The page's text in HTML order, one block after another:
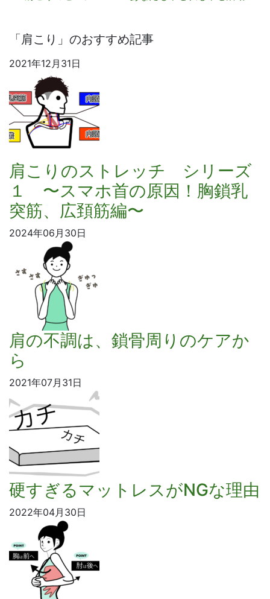
「肩こり」のおすすめ記事
2021年12月31日
肩こりのストレッチ シリーズ
１ 〜スマホ首の原因！胸鎖乳
突筋、広頚筋編〜
2024年06月30日
肩の不調は、鎖骨周りのケアか
ら
2021年07月31日
硬すぎるマットレスがNGな理由
2022年04月30日